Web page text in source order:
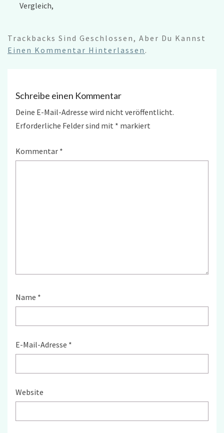
Vergleich,
Trackbacks Sind Geschlossen, Aber Du Kannst
Einen Kommentar Hinterlassen .
Schreibe einen Kommentar
Deine E-Mail-Adresse wird nicht veröffentlicht.
Erforderliche Felder sind mit * markiert
Kommentar *
Name *
E-Mail-Adresse *
Website